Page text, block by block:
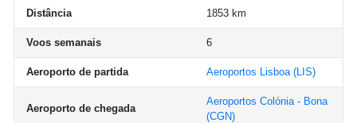
Distância 1853 km
Voos semanais 6
Aeroporto de partida Aeroportos Lisboa(LIS)
Aeroporto de chegada
Aeroportos Colónia - Bona
(CGN)